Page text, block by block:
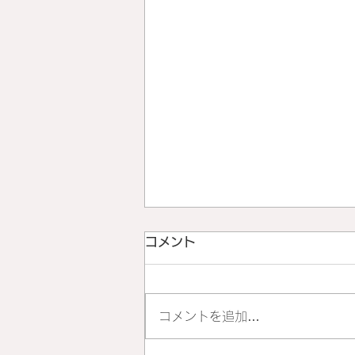
コメント
コメントを追加…